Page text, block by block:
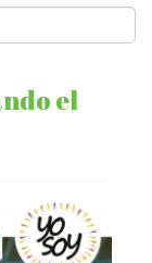
el